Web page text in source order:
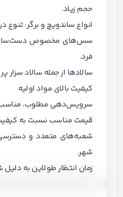
حجم زیاد.
انواع ساندویچ و برگر: تنوع
سس‌های مخصوص دست‌ساز
فرد.
سالادها از جمله سالاد
کیفیت بالای مواد اولیه
سرویس‌دهی مطلوب، مناسب
قیمت مناسب نسبت به
شعبه‌های متعدد و
شهر.
زمان انتظار طولاین به